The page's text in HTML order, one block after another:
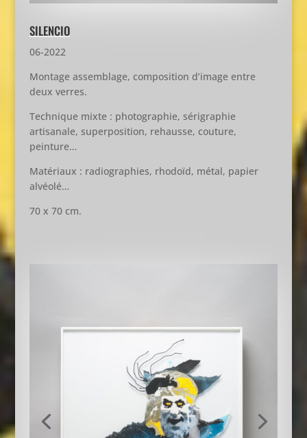
SILENCIO
06-2022
Montage assemblage, composition d’image entre
deux verres.
Technique mixte : photographie, sérigraphie
artisanale, superposition, rehausse, couture,
peinture…
Matériaux : radiographies, rhodoïd, métal, papier
alvéolé…
70 x 70 cm.